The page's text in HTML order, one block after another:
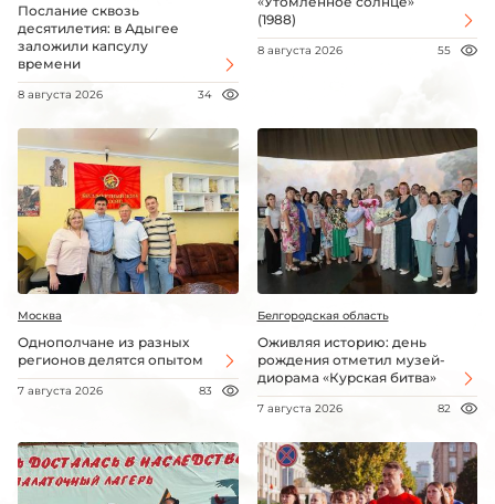
Послание сквозь
десятилетия: в Адыгее
заложили капсулу
времени
8 августа 2026 34
(1988)
8 августа 2026 55
Москва
Однополчане из разных
регионов делятся опытом
7 августа 2026 83
Белгородская область
Оживляя историю: день
рождения отметил музей-
диорама «Курская битва»
7 августа 2026 82